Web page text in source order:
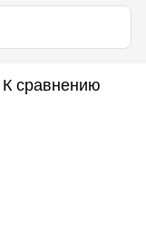
К сравнению